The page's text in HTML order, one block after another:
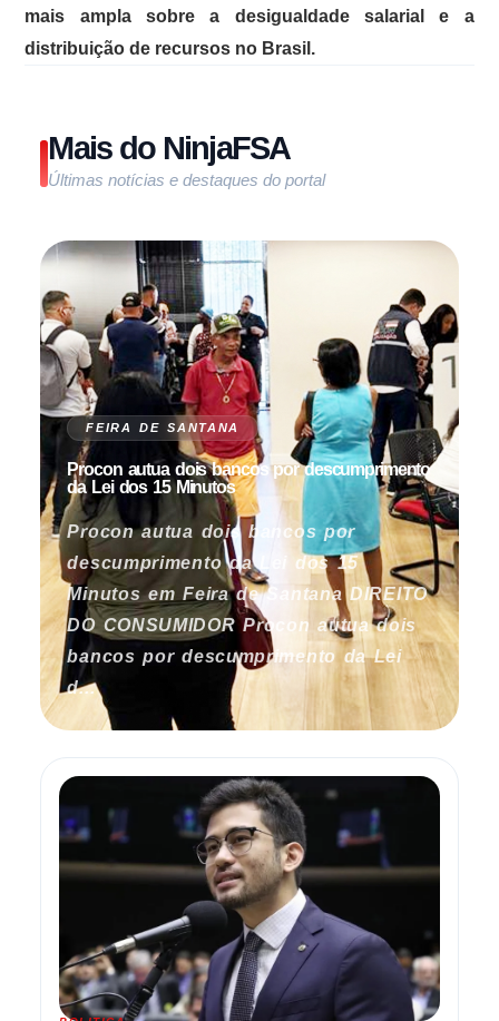
mais ampla sobre a desigualdade salarial e a
distribuição de recursos no Brasil.
Mais do NinjaFSA
Últimas notícias e destaques do portal
FEIRA DE SANTANA
Procon autua dois bancos por descumprimento
da Lei dos 15 Minutos
Procon autua dois bancos por
descumprimento da Lei dos 15
Minutos em Feira de Santana DIREITO
DO CONSUMIDOR Procon autua dois
bancos por descumprimento da Lei
d...